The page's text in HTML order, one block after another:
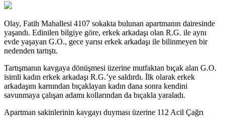
Olay, Fatih Mahallesi 4107 sokakta bulunan apartmanın dairesinde
yaşandı. Edinilen bilgiye göre, erkek arkadaşı olan R.G. ile aynı
evde yaşayan G.O., gece yarısı erkek arkadaşı ile bilinmeyen bir
nedenden tartıştı.
Tartışmanın kavgaya dönüşmesi üzerine mutfaktan bıçak alan G.O.
isimli kadın erkek arkadaşı R.G.’ye saldırdı. İlk olarak erkek
arkadaşını karnından bıçaklayan kadın dana sonra kendini
savunmaya çalışan adamı kollarından da bıçakla yaraladı.
Apartman sakinlerinin kavgayı duyması üzerine 112 Acil Çağrı